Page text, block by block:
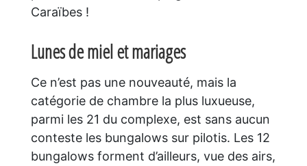
Caraïbes !
Lunes de miel et mariages
Ce n’est pas une nouveauté, mais la
catégorie de chambre la plus luxueuse,
parmi les 21 du complexe, est sans aucun
conteste les bungalows sur pilotis. Les 12
bungalows forment d’ailleurs, vue des airs,